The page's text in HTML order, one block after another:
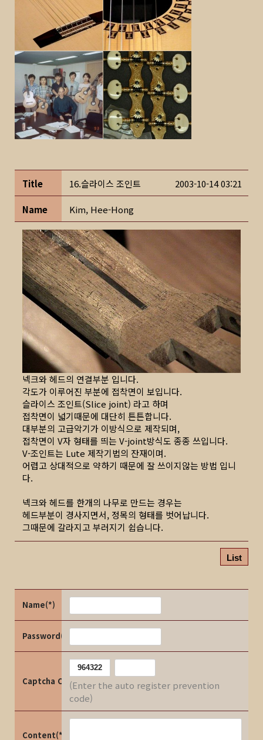
Title 16.슬라이스 조인트 2003-10-14 03:21
Name Kim, Hee-Hong
넥크와 헤드의 연결부분 입니다.
각도가 이루어진 부분에 접착면이 보입니다.
슬라이스 조인트(Slice joint) 라고 하며
접착면이 넓기때문에 대단히 튼튼합니다.
대부분의 고급악기가 이방식으로 제작되며,
접착면이 V자 형태를 띄는 V-joint방식도 종종 쓰입니다.
V-조인트는 Lute 제작기법의 잔재이며.
어렵고 상대적으로 약하기 때문에 잘 쓰이지않는 방법 입니
다.
넥크와 헤드를 한개의 나무로 만드는 경우는
헤드부분이 경사지면서, 정목의 형태를 벗어납니다.
그때문에 갈라지고 부러지기 쉽습니다.
List
Name(*)
Password(*)
Captcha Code(Enter the auto register prevention
code)
Content(*)